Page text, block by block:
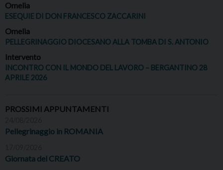
Omelia
ESEQUIE DI DON FRANCESCO ZACCARINI
Omelia
PELLEGRINAGGIO DIOCESANO ALLA TOMBA DI S. ANTONIO
Intervento
INCONTRO CON IL MONDO DEL LAVORO – BERGANTINO 28
APRILE 2026
PROSSIMI APPUNTAMENTI
Pellegrinaggio in ROMANIA
Giornata del CREATO